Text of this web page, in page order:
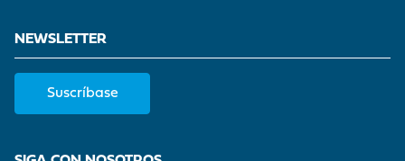
NEWSLETTER
Suscríbase